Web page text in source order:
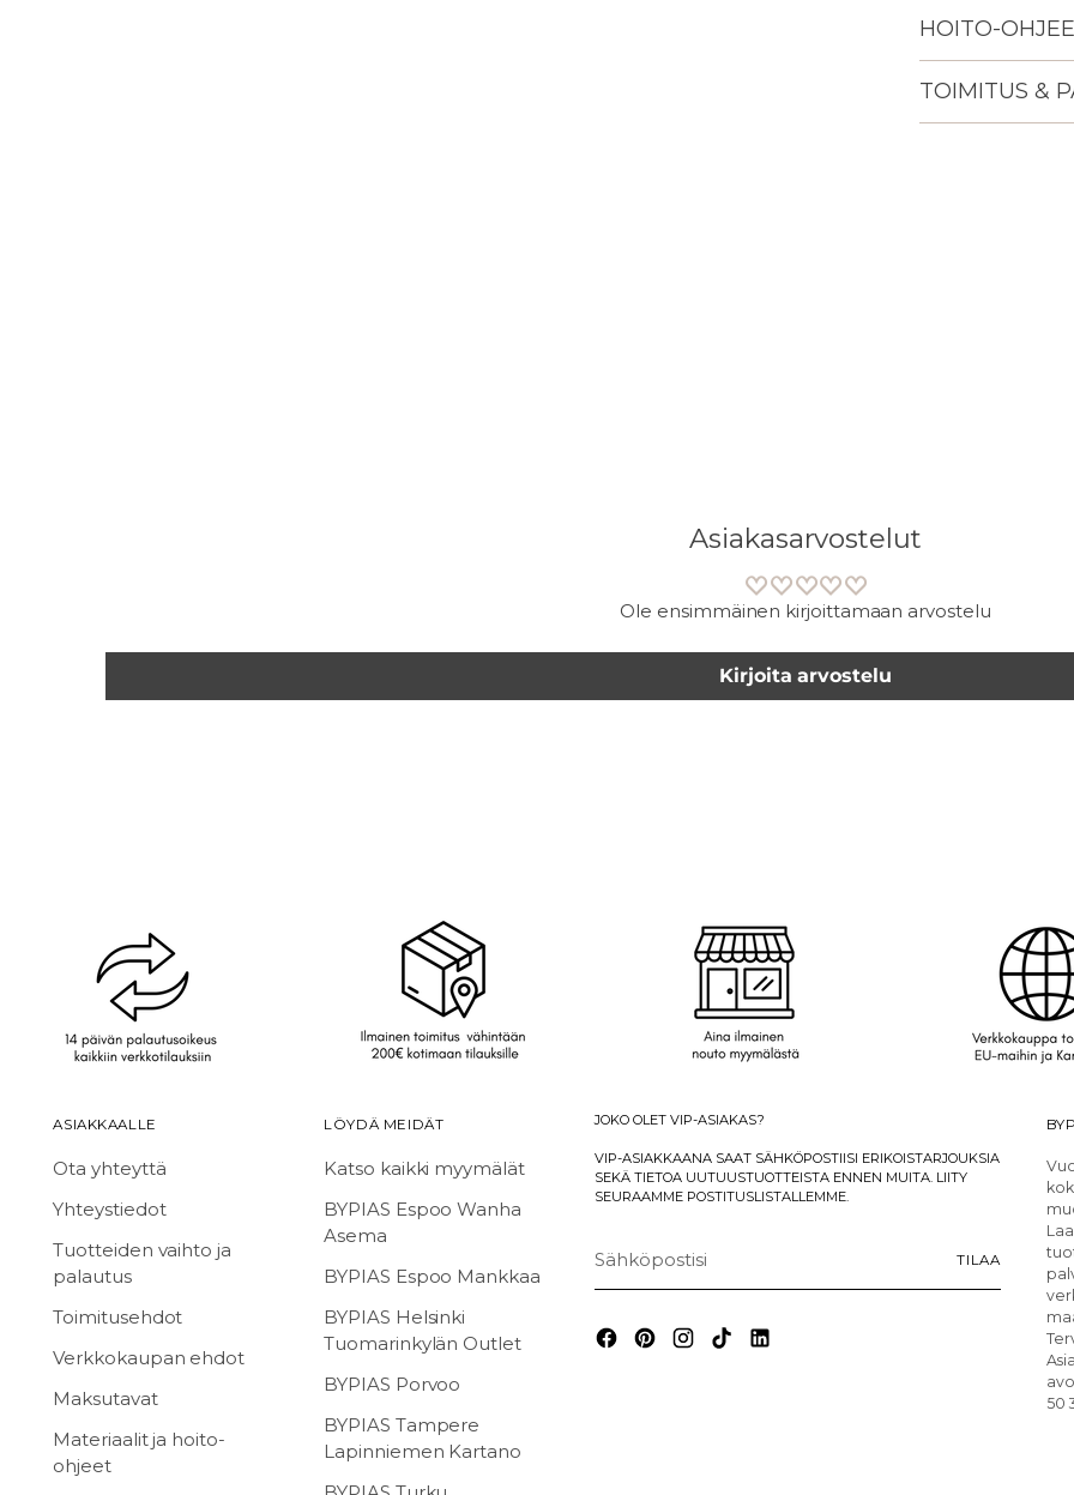
HOITO-
TOIMITUS &
Asiakasarvostelut
Ole ensimmäinen kirjoittamaan arvostelu
Kirjoita arvostelu
ASIAKKAALLE
Ota yhteyttä
Yhteystiedot
Tuotteiden vaihto ja
palautus
Toimitusehdot
Verkkokaupan ehdot
Maksutavat
Materiaalit ja hoito-
ohjeet
LÖYDÄ MEIDÄT
Katso kaikki myymälät
BYPIAS Espoo Wanha
Asema
BYPIAS Espoo Mankkaa
BYPIAS Helsinki
Tuomarinkylän Outlet
BYPIAS Porvoo
BYPIAS Tampere
Lapinniemen Kartano
JOKO OLET VIP-ASIAKAS?
VIP-ASIAKKAANA SAAT SÄHKÖPOSTIISI ERIKOISTARJOUKSIA
SEKÄ TIETOA UUTUUSTUOTTEISTA ENNEN MUITA. LIITY
SEURAAMME POSTITUSLISTALLEMME.
TILAA
50